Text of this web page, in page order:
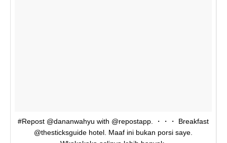
#Repost @dananwahyu with @repostapp. ・・・ Breakfast
@thesticksguide hotel. Maaf ini bukan porsi saye.